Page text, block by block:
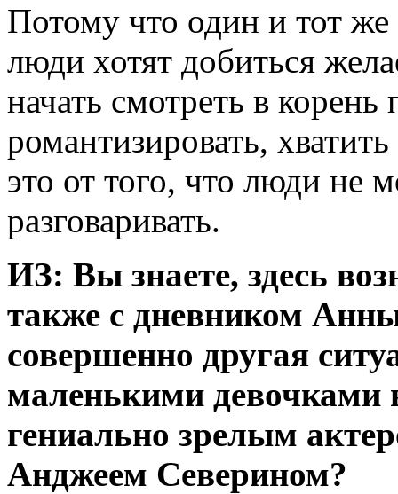
Потому что один и тот
люди хотят добиться
начать смотреть в
романтизировать,
это от того, что люди не
разговаривать.
ИЗ: Вы знаете, здесь
также с дневником
совершенно другая
маленькими девочками
гениально зрелым
Анджеем Северином?